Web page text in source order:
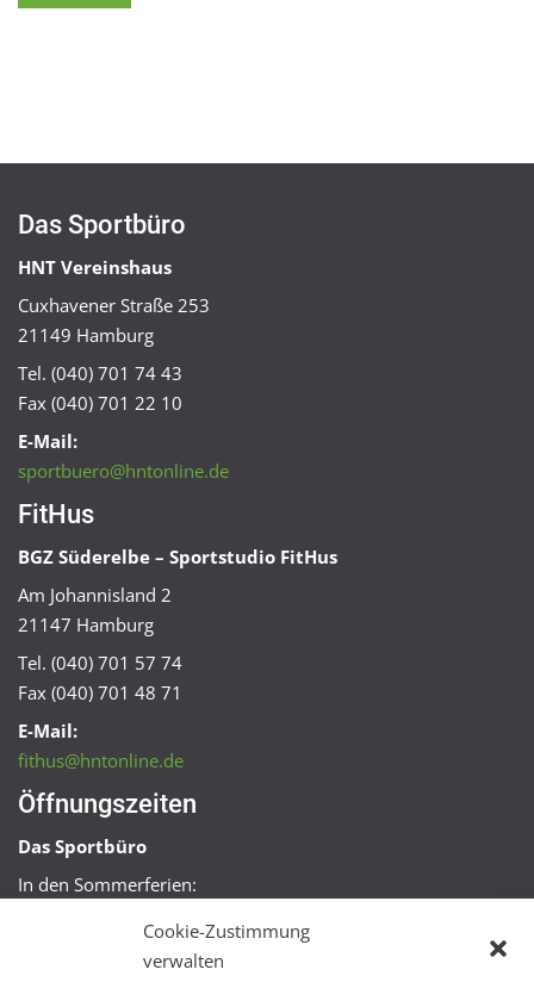
Cookie-Zustimmung
verwalten
Das Sportbüro
HNT Vereinshaus
Cuxhavener Straße 253
21149 Hamburg
Tel. (040) 701 74 43
Fax (040) 701 22 10
E-Mail:
sportbuero@hntonline.de
FitHus
BGZ Süderelbe – Sportstudio FitHus
Am Johannisland 2
21147 Hamburg
Tel. (040) 701 57 74
Fax (040) 701 48 71
E-Mail:
fithus@hntonline.de
Öffnungszeiten
Das Sportbüro
In den Sommerferien:
Mo + Mi 16:00 – 18:00 Uhr